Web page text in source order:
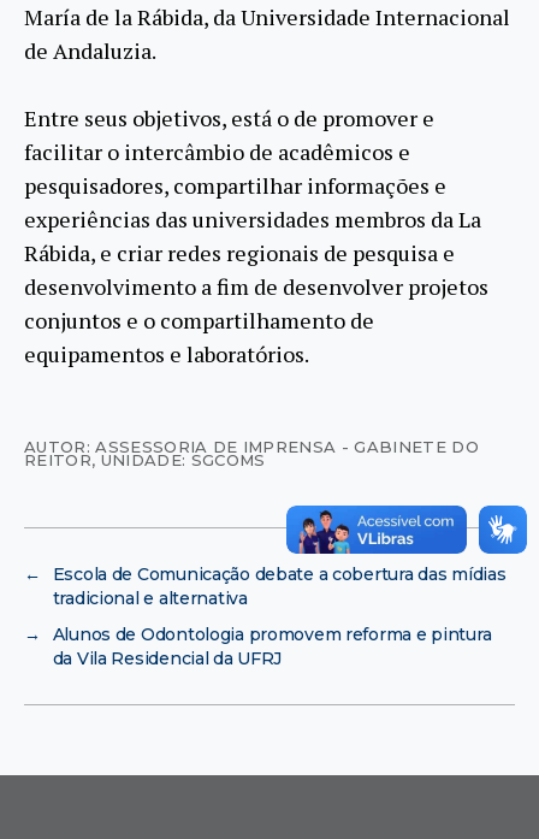
María de la Rábida, da Universidade Internacional
de Andaluzia.
Entre seus objetivos, está o de promover e
facilitar o intercâmbio de acadêmicos e
pesquisadores, compartilhar informações e
experiências das universidades membros da La
Rábida, e criar redes regionais de pesquisa e
desenvolvimento a fim de desenvolver projetos
conjuntos e o compartilhamento de
equipamentos e laboratórios.
AUTOR: ASSESSORIA DE IMPRENSA - GABINETE DO
REITOR,UNIDADE: SGCOMS
←
Escola de Comunicação debate a cobertura das mídias
tradicional e alternativa
→
Alunos de Odontologia promovem reforma e pintura
da Vila Residencial da UFRJ